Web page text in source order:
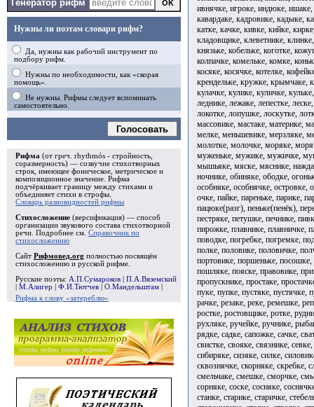
Генератор рифм
Нужны ли поэтам словари рифм?
Да, нужны как рабочий инструмент по
подбору рифм.
Нужны по необходимости, как «скорая
помощь».
Не нужны. Рифмы следует вспоминать
самостоятельно.
Голосовать
Рифма (от греч. rhythmós - стройность,
соразмерность) — созвучие стихотворных
строк, имеющее фоническое, метрическое и
композиционное значение. Рифма
подчёркивает границу между стихами и
объединяет стихи в строфы
Словарь разновидностей рифмы
Стихосложение (версификация) — способ
организации звукового состава стихотворной
речи. Подробнее см. Справочник по
стихосложению
Сайт Рифмовед.org полностью посвящён
стихосложению и русской рифме.
Русские поэты: А.П.Сумароков
П.А.Вяземский
М.Алигер Ф.И.Тютчев О.Мандельштам
Рифма к слову «затереблю»
ивнячке, игроке, индюке,
кавардаке, кадровике, кадыке,
катке, качке, кивке, кийке,
кладовщике, клеветнике,
князьке, кобельке, коготке,
колпачке, комельке, комке,
косяке, косячке, котелке,
крендельке, кружке, крымчаке,
кулачке, кулике, куличке,
леднике, лежаке, лепестке,
локотке, лопушке, лоскутке,
массовике, мастаке, материке,
мелке, меньшевике, мерзляке,
молотке, молочке, моряке,
муженьке, мужике, мужичке,
мышьяке, мяске, мяснике,
ночнике, обиняке, ободке,
особняке, особнячке, островке,
очке, пайке, пареньке, парике,
пацюке(разг), пеньке(пенёк),
пестряке, петушке, печнике,
пирожке, плавнике, плавничке,
поводке, погребке, погремке,
полке, половике, половичке,
портовике, поршеньке,
пошляке, пояске, правовике,
пропускнике, простаке,
пуке, пупке, пустяке, пустячке,
рачке, резаке, реке, ремешке,
ростке, ростовщике, ротке,
рухляке, ручейке, ручнике,
рядке, садке, сапожке, сачке,
свистке, свояке, связнике,
сибиряке, сизяке, силке,
сквознячке, скорняке, скребке,
смельчаке, смешке, сморчке,
сорняке, соске, сосняке,
станке, старике, старичке,